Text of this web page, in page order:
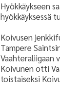
Hyökkäykseen
hyökkäyksessä
Koivusen
Tampere
Vaahteraliigaan
Koivunen otti
toistaiseksi